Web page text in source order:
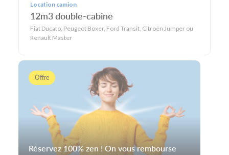
Location camion
12m3 double-cabine
Fiat Ducato, Peugeot Boxer, Ford Transit, Citroën Jumper ou
Renault Master
Offre
Réservez 100% zen ! On vous rembourse